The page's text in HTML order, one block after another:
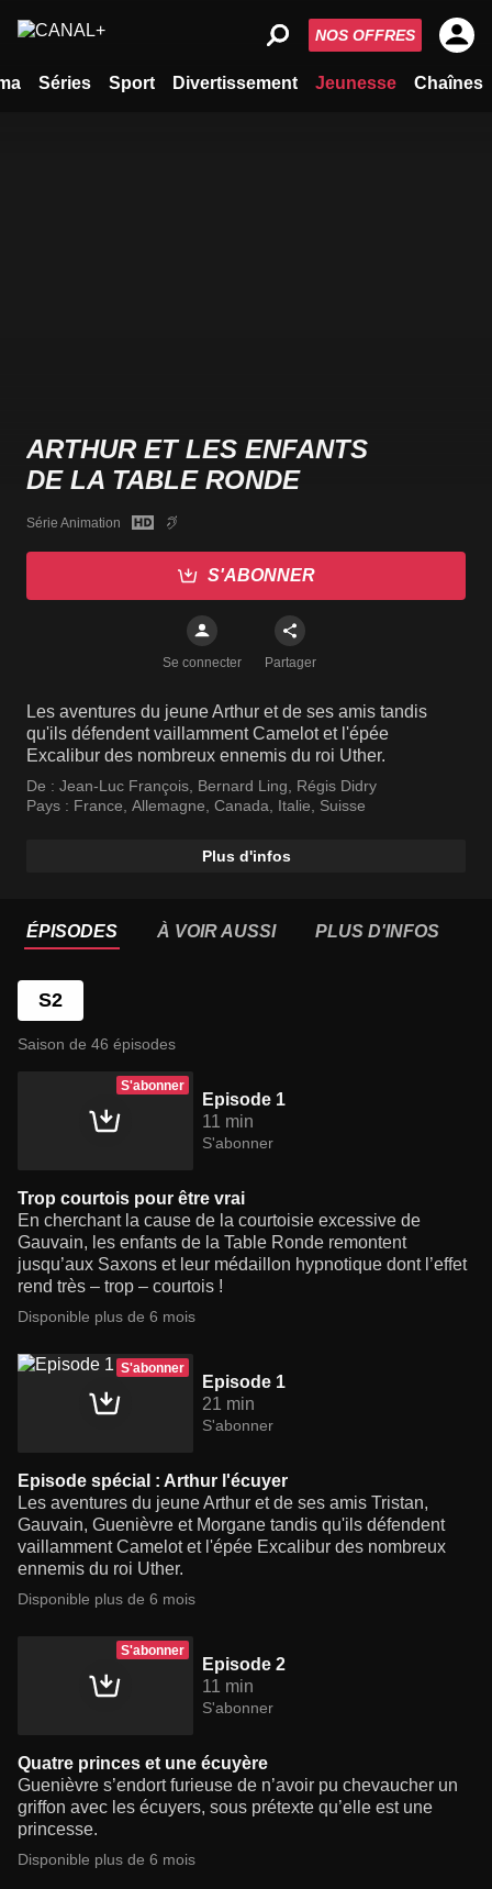
Séries Sport Divertissement Jeunesse Chaînes
NOS OFFRES
ARTHUR ET LES ENFANTS
DE LA TABLE RONDE
Série Animation
S'ABONNER
Se connecter Partager
Les aventures du jeune Arthur et de ses amis tandis
qu'ils défendent vaillamment Camelot et l'épée
Excalibur des nombreux ennemis du roi Uther.
De : Jean-Luc François Bernard Ling
Régis Didry
Pays : France Allemagne Canada Italie Suisse
Plus d'infos
ÉPISODES À VOIR AUSSI PLUS D'INFOS
S2
Saison de 46 épisodes
S'abonner
Episode 1
11 min
S'abonner
Trop courtois pour être vrai
En cherchant la cause de la courtoisie excessive de
Gauvain, les enfants de la Table Ronde remontent
jusqu’aux Saxons et leur médaillon hypnotique dont l’effet
rend très – trop – courtois !
Disponible plus de 6 mois
S'abonner
Episode 1
21 min
S'abonner
Episode spécial : Arthur l'écuyer
Les aventures du jeune Arthur et de ses amis Tristan,
Gauvain, Guenièvre et Morgane tandis qu'ils défendent
vaillamment Camelot et l'épée Excalibur des nombreux
ennemis du roi Uther.
Disponible plus de 6 mois
S'abonner
Episode 2
11 min
S'abonner
Quatre princes et une écuyère
Guenièvre s’endort furieuse de n’avoir pu chevaucher un
griffon avec les écuyers, sous prétexte qu’elle est une
princesse.
Disponible plus de 6 mois